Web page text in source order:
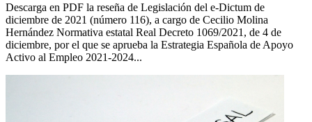
Descarga en PDF la reseña de Legislación del e-Dictum de
diciembre de 2021 (número 116), a cargo de Cecilio Molina
Hernández Normativa estatal Real Decreto 1069/2021, de 4 de
diciembre, por el que se aprueba la Estrategia Española de Apoyo
Activo al Empleo 2021-2024...